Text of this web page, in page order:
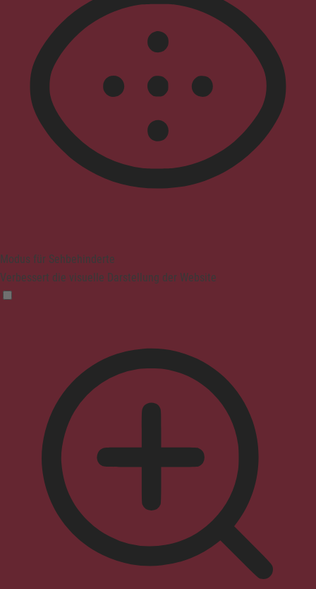
Modus für Sehbehinderte
Verbessert die visuelle Darstellung der Website